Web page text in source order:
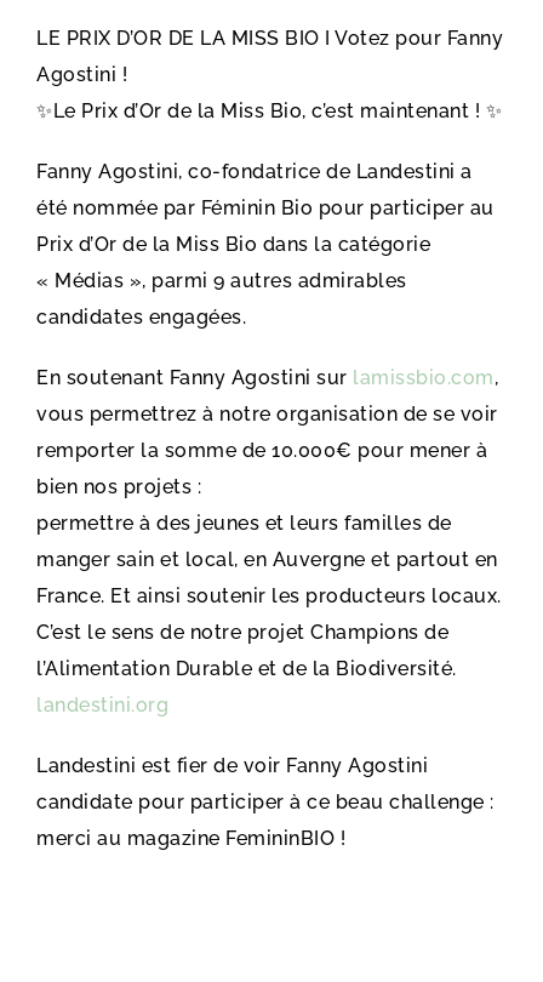
LE PRIX D’OR DE LA MISS BIO I Votez pour Fanny
Agostini !
✨Le Prix d’Or de la Miss Bio, c’est maintenant ! ✨
Fanny Agostini, co-fondatrice de Landestini a
été nommée par Féminin Bio pour participer au
Prix d’Or de la Miss Bio dans la catégorie
« Médias », parmi 9 autres admirables
candidates engagées.
En soutenant Fanny Agostini sur lamissbio.com,
vous permettrez à notre organisation de se voir
remporter la somme de 10.000€ pour mener à
bien nos projets :
permettre à des jeunes et leurs familles de
manger sain et local, en Auvergne et partout en
France. Et ainsi soutenir les producteurs locaux.
C’est le sens de notre projet Champions de
l’Alimentation Durable et de la Biodiversité.
landestini.org
Landestini est fier de voir Fanny Agostini
candidate pour participer à ce beau challenge :
merci au magazine FemininBIO !